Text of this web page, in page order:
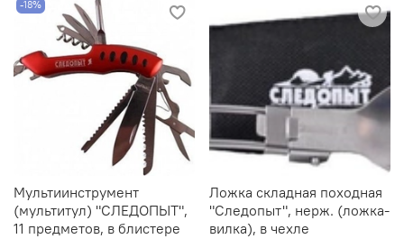
-18%
Мультиинструмент
(мультитул) "СЛЕДОПЫТ",
11 предметов, в блистере
Ложка складная походная
"Следопыт", нерж. (ложка-
вилка), в чехле